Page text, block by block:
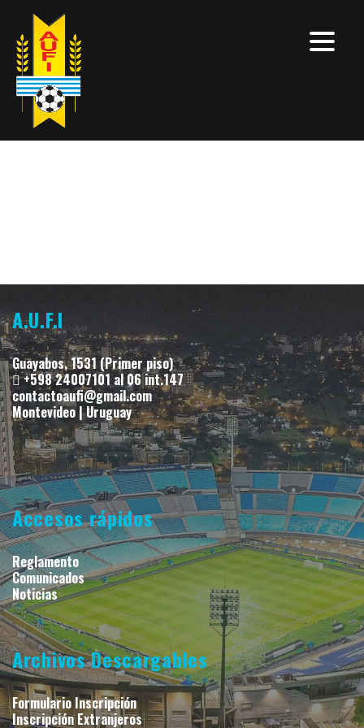
A.U.F.I
Guayabos, 1531 (Primer piso)
+598 24007101 al 06 int.147
contactoaufi@gmail.com
Montevideo | Uruguay
Accesos rápidos
Reglamento
Comunicados
Noticias
Archivos Descargables
Formulario Inscripción
Inscripción Extranjeros